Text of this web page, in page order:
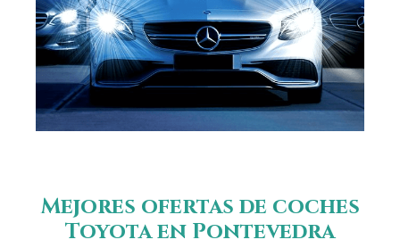
Mejores ofertas de coches
Toyota en Pontevedra